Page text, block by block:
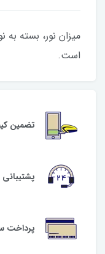
میزان نور، بسته
است.
تضمین
پشتیبانی ۲۴ ساعته
پرداخت